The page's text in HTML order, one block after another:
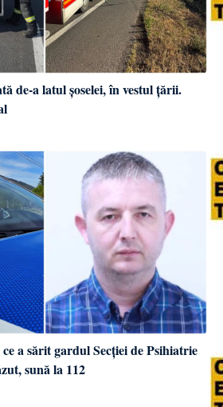
de-a latul șoselei, în vestul țării.
a sărit gardul Secției de Psihiatrie
sună la 112